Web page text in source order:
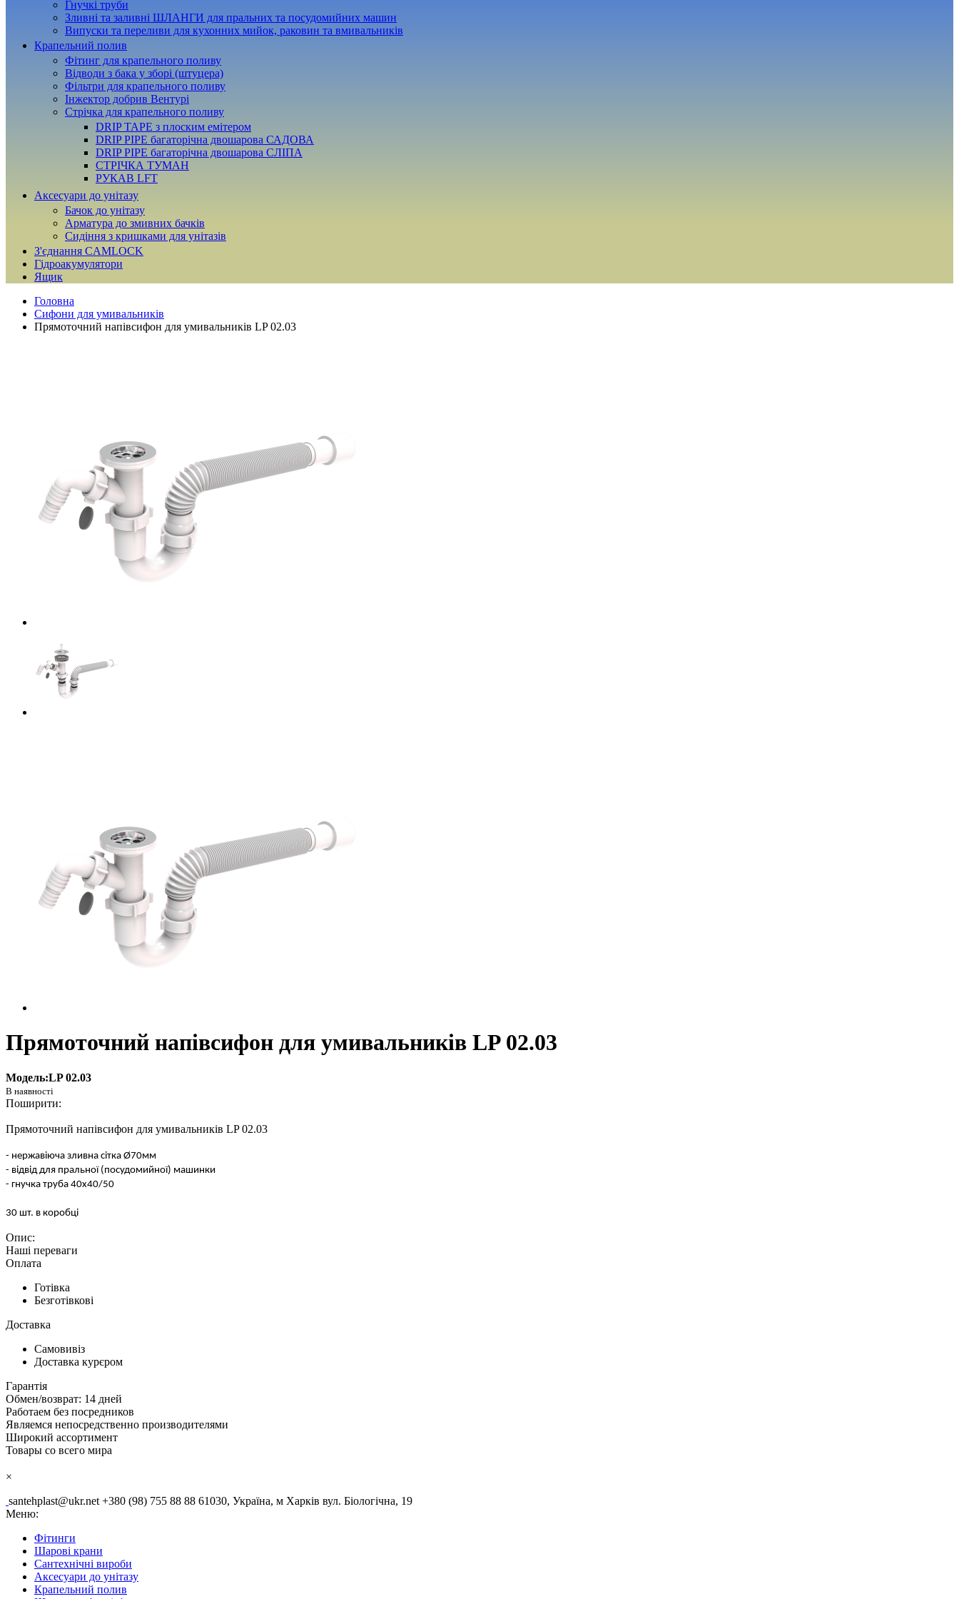
Гнучкі труби
Зливні та заливні ШЛАНГИ для пральних та посудомийних машин
Випуски та переливи для кухонних мийок, раковин та вмивальників
Крапельний полив
Фітинг для крапельного поливу
Відводи з бака у зборі (штуцера)
Фільтри для крапельного поливу
Інжектор добрив Вентурі
Стрічка для крапельного поливу
DRIP TAPE з плоским емітером
DRIP PIPE багаторічна двошарова САДОВА
DRIP PIPE багаторічна двошарова СЛІПА
СТРІЧКА ТУМАН
РУКАВ LFT
Аксесуари до унітазу
Бачок до унітазу
Арматура до змивних бачків
Сидіння з кришками для унітазів
З'єднання CAMLOCK
Гідроакумулятори
Ящик
Головна
Сифони для умивальників
Прямоточний напівсифон для умивальників LP 02.03
Прямоточний напівсифон для умивальників LP 02.03
Модель:LP 02.03
Прямоточний напівсифон для умивальників LP 02.03
- нержавіюча зливна сітка Ø70мм
- відвід для пральної (посудомийної) машинки
- гнучка труба 40х40/50
30 шт. в коробці
Наші переваги
Оплата
Готівка
Безготівкові
Доставка
Самовивіз
Доставка курєром
Гарантія
Обмен/возврат: 14 дней
Работаем без посредников
Являемся непосредственно производителями
Широкий ассортимент
Товары со всего мира
×
santehplast@ukr.net +380 (98) 755 88 88 61030, Україна, м Харків вул. Біологічна, 19
Меню:
Фітинги
Шарові крани
Сантехнічні вироби
Аксесуари до унітазу
Крапельний полив